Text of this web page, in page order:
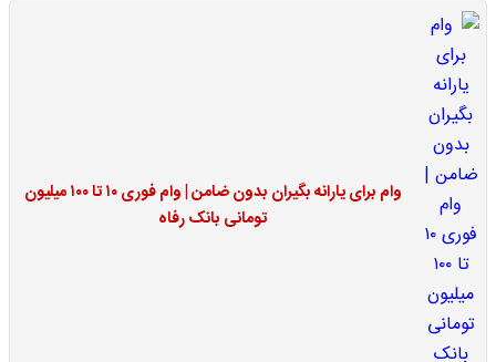
وام برای یارانه بگیران بدون ضامن | وام فوری ۱۰ تا ۱۰۰ میلیون
تومانی بانک رفاه